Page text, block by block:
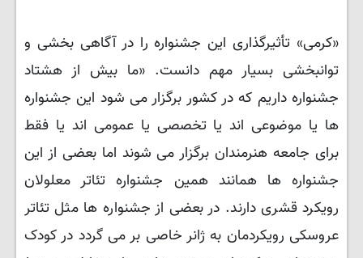
«کرمی» تأثیرگذاری این جشنواره را در آگاهی بخشی و
توانبخشی بسیار مهم دانست. «ما بیش از هشتاد
جشنواره داریم که در کشور برگزار می شود این جشنواره
ها یا موضوعی اند یا تخصصی یا عمومی اند یا فقط
برای جامعه هنرمندان برگزار می شوند اما بعضی از این
جشنواره ها همانند همین جشنواره تئاتر معلولان
رویکرد قشری دارند. در بعضی از جشنواره ها مثل تئاتر
عروسکی رویکردمان به ژانر خاصی بر می گردد در کودک